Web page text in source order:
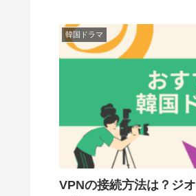
韓国ドラマ
VPNの接続方法は？ジ